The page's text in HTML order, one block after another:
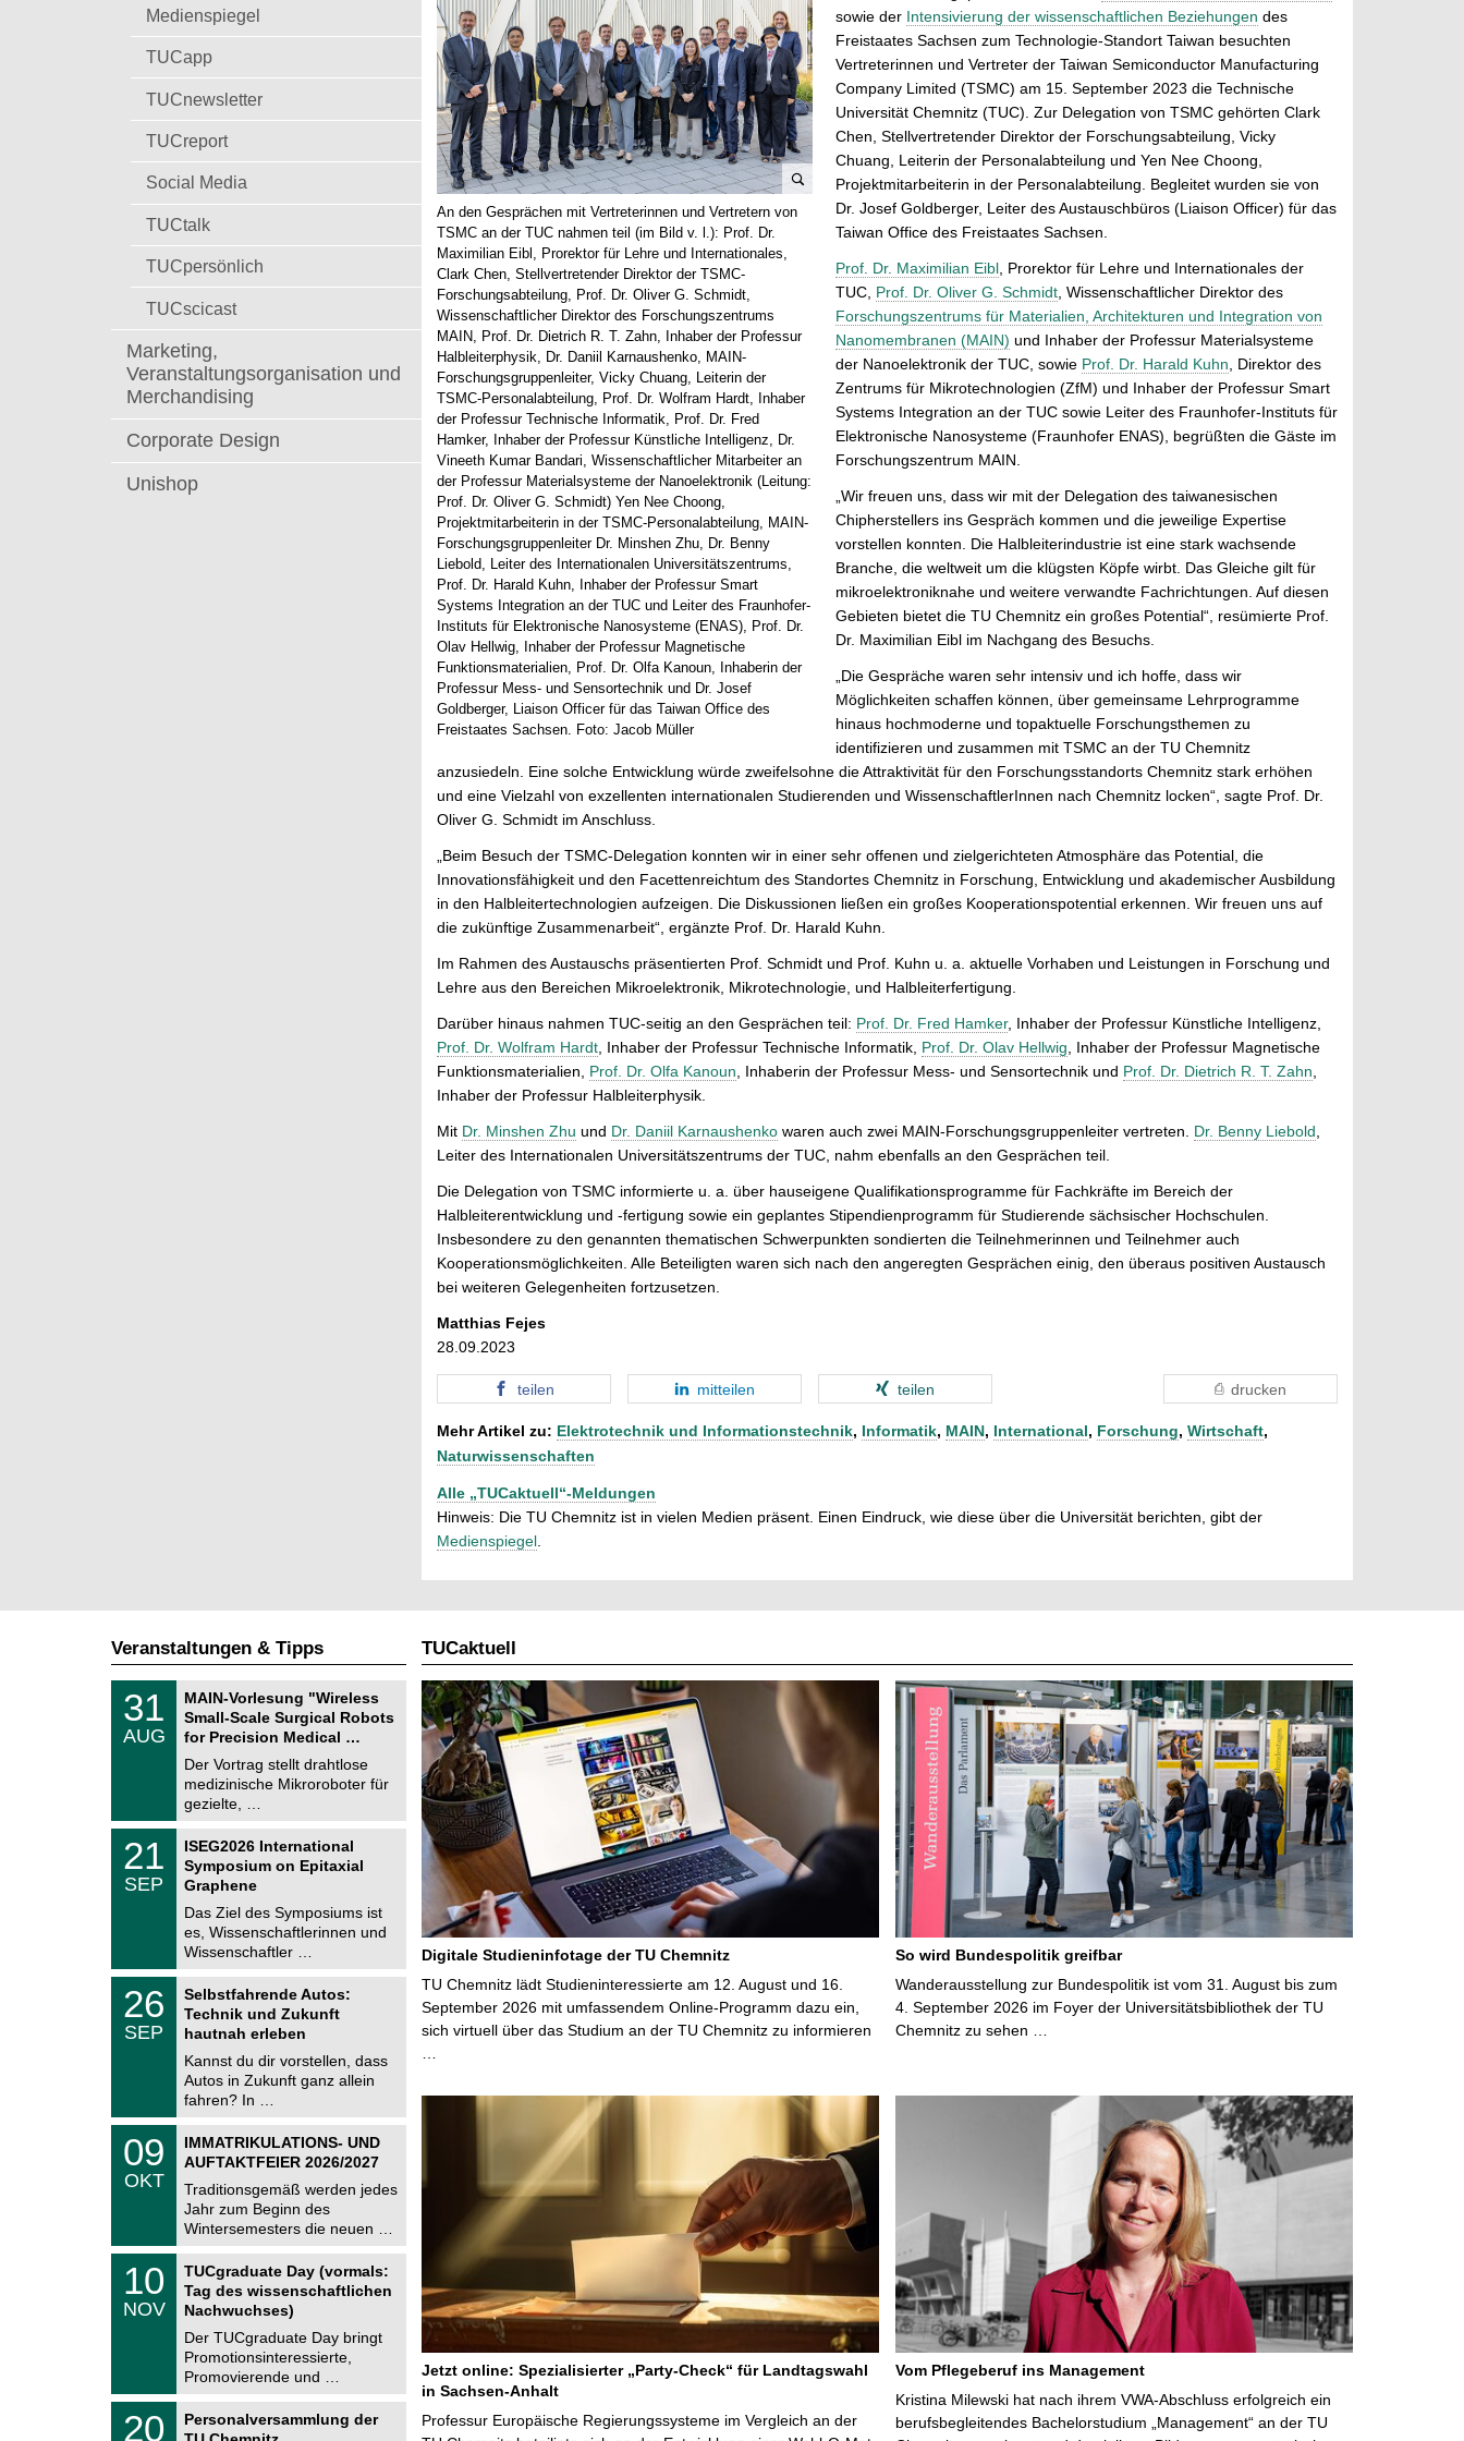
Medienspiegel
TUCapp
TUCnewsletter
TUCreport
Social Media
TUCtalk
TUCpersönlich
TUCscicast
Marketing,
Veranstaltungsorganisation und
Merchandising
Corporate Design
Unishop
B
i
l
d
v
e
g
r
ö
ß
e
r
n
An den Gesprächen mit Vertreterinnen und Vertretern von
TSMC an der TUC nahmen teil (im Bild v. l.): Prof. Dr.
Maximilian Eibl, Prorektor für Lehre und Internationales,
Clark Chen, Stellvertretender Direktor der TSMC-
Forschungsabteilung, Prof. Dr. Oliver G. Schmidt,
Wissenschaftlicher Direktor des Forschungszentrums
MAIN, Prof. Dr. Dietrich R. T. Zahn, Inhaber der Professur
Halbleiterphysik, Dr. Daniil Karnaushenko, MAIN-
Forschungsgruppenleiter, Vicky Chuang, Leiterin der
TSMC-Personalabteilung, Prof. Dr. Wolfram Hardt, Inhaber
der Professur Technische Informatik, Prof. Dr. Fred
Hamker, Inhaber der Professur Künstliche Intelligenz, Dr.
Vineeth Kumar Bandari, Wissenschaftlicher Mitarbeiter an
der Professur Materialsysteme der Nanoelektronik (Leitung:
Prof. Dr. Oliver G. Schmidt) Yen Nee Choong,
Projektmitarbeiterin in der TSMC-Personalabteilung, MAIN-
Forschungsgruppenleiter Dr. Minshen Zhu, Dr. Benny
Liebold, Leiter des Internationalen Universitätszentrums,
Prof. Dr. Harald Kuhn, Inhaber der Professur Smart
Systems Integration an der TUC und Leiter des Fraunhofer-
Instituts für Elektronische Nanosysteme (ENAS), Prof. Dr.
Olav Hellwig, Inhaber der Professur Magnetische
Funktionsmaterialien, Prof. Dr. Olfa Kanoun, Inhaberin der
Professur Mess- und Sensortechnik und Dr. Josef
Goldberger, Liaison Officer für das Taiwan Office des
Freistaates Sachsen. Foto: Jacob Müller
sowie der Intensivierung der wissenschaftlichen Beziehungen des
Freistaates Sachsen zum Technologie-Standort Taiwan besuchten
Vertreterinnen und Vertreter der Taiwan Semiconductor Manufacturing
Company Limited (TSMC) am 15. September 2023 die Technische
Universität Chemnitz (TUC). Zur Delegation von TSMC gehörten Clark
Chen, Stellvertretender Direktor der Forschungsabteilung, Vicky
Chuang, Leiterin der Personalabteilung und Yen Nee Choong,
Projektmitarbeiterin in der Personalabteilung. Begleitet wurden sie von
Dr. Josef Goldberger, Leiter des Austauschbüros (Liaison Officer) für das
Taiwan Office des Freistaates Sachsen.
Prof. Dr. Maximilian Eibl, Prorektor für Lehre und Internationales der
TUC, Prof. Dr. Oliver G. Schmidt, Wissenschaftlicher Direktor des
Forschungszentrums für Materialien, Architekturen und Integration von
Nanomembranen (MAIN) und Inhaber der Professur Materialsysteme
der Nanoelektronik der TUC, sowie Prof. Dr. Harald Kuhn , Direktor des
Zentrums für Mikrotechnologien (ZfM) und Inhaber der Professur Smart
Systems Integration an der TUC sowie Leiter des Fraunhofer-Instituts für
Elektronische Nanosysteme (Fraunhofer ENAS), begrüßten die Gäste im
Forschungszentrum MAIN.
„Wir freuen uns, dass wir mit der Delegation des taiwanesischen
Chipherstellers ins Gespräch kommen und die jeweilige Expertise
vorstellen konnten. Die Halbleiterindustrie ist eine stark wachsende
Branche, die weltweit um die klügsten Köpfe wirbt. Das Gleiche gilt für
mikroelektroniknahe und weitere verwandte Fachrichtungen. Auf diesen
Gebieten bietet die TU Chemnitz ein großes Potential“, resümierte Prof.
Dr. Maximilian Eibl im Nachgang des Besuchs.
„Die Gespräche waren sehr intensiv und ich hoffe, dass wir
Möglichkeiten schaffen können, über gemeinsame Lehrprogramme
hinaus hochmoderne und topaktuelle Forschungsthemen zu
identifizieren und zusammen mit TSMC an der TU Chemnitz
anzusiedeln. Eine solche Entwicklung würde zweifelsohne die Attraktivität für den Forschungsstandorts Chemnitz stark erhöhen
und eine Vielzahl von exzellenten internationalen Studierenden und WissenschaftlerInnen nach Chemnitz locken“, sagte Prof. Dr.
Oliver G. Schmidt im Anschluss.
„Beim Besuch der TSMC-Delegation konnten wir in einer sehr offenen und zielgerichteten Atmosphäre das Potential, die
Innovationsfähigkeit und den Facettenreichtum des Standortes Chemnitz in Forschung, Entwicklung und akademischer Ausbildung
in den Halbleitertechnologien aufzeigen. Die Diskussionen ließen ein großes Kooperationspotential erkennen. Wir freuen uns auf
die zukünftige Zusammenarbeit“, ergänzte Prof. Dr. Harald Kuhn.
Im Rahmen des Austauschs präsentierten Prof. Schmidt und Prof. Kuhn u. a. aktuelle Vorhaben und Leistungen in Forschung und
Lehre aus den Bereichen Mikroelektronik, Mikrotechnologie, und Halbleiterfertigung.
Darüber hinaus nahmen TUC-seitig an den Gesprächen teil: Prof. Dr. Fred Hamker, Inhaber der Professur Künstliche Intelligenz,
Prof. Dr. Wolfram Hardt , Inhaber der Professur Technische Informatik, Prof. Dr. Olav Hellwig , Inhaber der Professur Magnetische
Funktionsmaterialien, Prof. Dr. Olfa Kanoun , Inhaberin der Professur Mess- und Sensortechnik und Prof. Dr. Dietrich R. T. Zahn
Inhaber der Professur Halbleiterphysik.
Mit Dr. Minshen Zhu und Dr. Daniil Karnaushenko waren auch zwei MAIN-Forschungsgruppenleiter vertreten. Dr. Benny Liebold
Leiter des Internationalen Universitätszentrums der TUC, nahm ebenfalls an den Gesprächen teil.
Die Delegation von TSMC informierte u. a. über hauseigene Qualifikationsprogramme für Fachkräfte im Bereich der
Halbleiterentwicklung und -fertigung sowie ein geplantes Stipendienprogramm für Studierende sächsischer Hochschulen.
Insbesondere zu den genannten thematischen Schwerpunkten sondierten die Teilnehmerinnen und Teilnehmer auch
Kooperationsmöglichkeiten. Alle Beteiligten waren sich nach den angeregten Gesprächen einig, den überaus positiven Austausch
bei weiteren Gelegenheiten fortzusetzen.
Matthias Fejes
28.09.2023
teilen mitteilen teilen drucken
Mehr Artikel zu: Elektrotechnik und Informationstechnik, Informatik, MAIN, International, Forschung, Wirtschaft,
Naturwissenschaften
Alle „TUCaktuell“-Meldungen
Hinweis: Die TU Chemnitz ist in vielen Medien präsent. Einen Eindruck, wie diese über die Universität berichten, gibt der
Medienspiegel
TUCaktuell
Digitale Studieninfotage der TU Chemnitz
TU Chemnitz lädt Studieninteressierte am 12. August und 16.
September 2026 mit umfassendem Online-Programm dazu ein,
sich virtuell über das Studium an der TU Chemnitz zu informieren
So wird Bundespolitik greifbar
Wanderausstellung zur Bundespolitik ist vom 31. August bis zum
4. September 2026 im Foyer der Universitätsbibliothek der TU
Chemnitz zu sehen …
Jetzt online: Spezialisierter „Party-Check“ für Landtagswahl
in Sachsen-Anhalt
Professur Europäische Regierungssysteme im Vergleich an der
Vom Pflegeberuf ins Management
Kristina Milewski hat nach ihrem VWA-Abschluss erfolgreich ein
berufsbegleitendes Bachelorstudium „Management“ an der TU
Veranstaltungen & Tipps
t
z
3
1
0
2
6
31
AUG
MAIN-Vorlesung "Wireless
Small-Scale Surgical Robots
for Precision Medical …
Der Vortrag stellt drahtlose
medizinische Mikroroboter für
gezielte, …
t
z
2
1
.
0
2
6
21
SEP
ISEG2026 International
Symposium on Epitaxial
Graphene
Das Ziel des Symposiums ist
es, Wissenschaftlerinnen und
Wissenschaftler …
t
z
2
6
.
0
2
6
26
SEP
Selbstfahrende Autos:
Technik und Zukunft
hautnah erleben
Kannst du dir vorstellen, dass
Autos in Zukunft ganz allein
fahren? In …
i
0
9
1
0
2
09
OKT
IMMATRIKULATIONS- UND
AUFTAKTFEIER 2026/2027
Traditionsgemäß werden jedes
Jahr zum Beginn des
Wintersemesters die neuen …
ü
r
1
.
1
2
6
10
NOV
TUCgraduate Day (vormals:
Tag des wissenschaftlichen
Nachwuchses)
Der TUCgraduate Day bringt
Promotionsinteressierte,
Promovierende und …
2
0
20
Personalversammlung der